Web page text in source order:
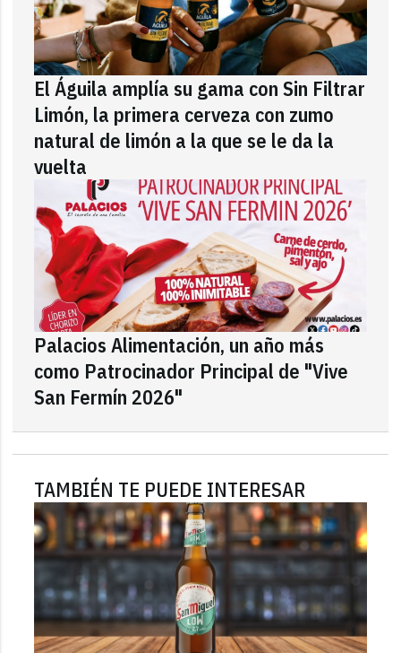
El Águila amplía su gama con Sin Filtrar
Limón, la primera cerveza con zumo
natural de limón a la que se le da la
vuelta
Palacios Alimentación, un año más
como Patrocinador Principal de "Vive
San Fermín 2026"
TAMBIÉN TE PUEDE INTERESAR